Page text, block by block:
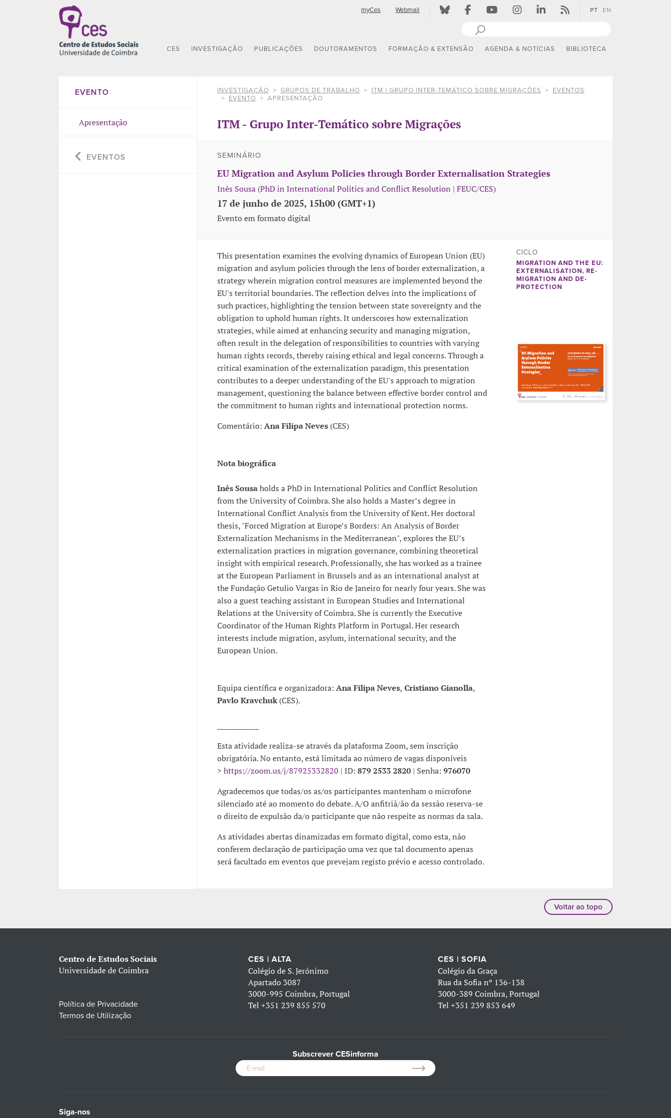
myCes Webmail PT EN
CES INVESTIGAÇÃO PUBLICAÇÕES DOUTORAMENTOS FORMAÇÃO & EXTENSÃO AGENDA & NOTÍCIAS BIBLIOTECA
EVENTO
Apresentação
EVENTOS
INVESTIGAÇÃO GRUPOS DE TRABALHO ITM | GRUPO INTER-TEMÁTICO SOBRE MIGRAÇÕES
EVENTOS
EVENTO
APRESENTAÇÃO
ITM - Grupo Inter-Temático sobre Migrações
SEMINÁRIO
EU Migration and Asylum Policies through Border Externalisation Strategies
Inês Sousa (PhD in International Politics and Conflict Resolution | FEUC/CES)
17 de junho de 2025, 15h00 (GMT+1)
Evento em formato digital
This presentation examines the evolving dynamics of European Union (EU)
migration and asylum policies through the lens of border externalization, a
strategy wherein migration control measures are implemented beyond the
EU's territorial boundaries. The reflection delves into the implications of
such practices, highlighting the tension between state sovereignty and the
obligation to uphold human rights. It underscores how externalization
strategies, while aimed at enhancing security and managing migration,
often result in the delegation of responsibilities to countries with varying
human rights records, thereby raising ethical and legal concerns. Through a
critical examination of the externalization paradigm, this presentation
contributes to a deeper understanding of the EU's approach to migration
management, questioning the balance between effective border control and
the commitment to human rights and international protection norms.
Comentário: Ana Filipa Neves(CES)
Nota biográfica
Inês Sousaholds a PhD in International Politics and Conflict Resolution
from the University of Coimbra. She also holds a Master’s degree in
International Conflict Analysis from the University of Kent. Her doctoral
thesis, "Forced Migration at Europe’s Borders: An Analysis of Border
Externalization Mechanisms in the Mediterranean", explores the EU’s
externalization practices in migration governance, combining theoretical
insight with empirical research. Professionally, she has worked as a trainee
at the European Parliament in Brussels and as an international analyst at
the Fundação Getulio Vargas in Rio de Janeiro for nearly four years. She was
also a guest teaching assistant in European Studies and International
Relations at the University of Coimbra. She is currently the Executive
Coordinator of the Human Rights Platform in Portugal. Her research
interests include migration, asylum, international security, and the
European Union.
Equipa científica e organizadora: Ana Filipa Neves, Cristiano Gianolla,
Pavlo Kravchuk(CES).
Esta atividade realiza-se através da plataforma Zoom, sem inscrição
obrigatória. No entanto, está limitada ao número de vagas disponíveis
> https://zoom.us/j/87925332820 | ID: 879 2533 2820| Senha: 976070
Agradecemos que todas/os as/os participantes mantenham o microfone
silenciado até ao momento do debate. A/O anfitriã/ão da sessão reserva-se
o direito de expulsão da/o participante que não respeite as normas da sala.
As atividades abertas dinamizadas em formato digital, como esta, não
conferem declaração de participação uma vez que tal documento apenas
será facultado em eventos que prevejam registo prévio e acesso controlado.
CICLO
MIGRATION AND THE EU:
EXTERNALISATION, RE-
MIGRATION AND DE-
PROTECTION
Voltar ao topo
Centro de Estudos Sociais
Universidade de Coimbra
Política de Privacidade
Termos de Utilização
CES | ALTA
Colégio de S. Jerónimo
Apartado 3087
3000-995 Coimbra, Portugal
Tel+351 239 855 570
CES | SOFIA
Colégio da Graça
Rua da Sofia nº 136-138
3000-389 Coimbra, Portugal
Tel +351 239 853 649
Subscrever CESinforma
Siga-nos